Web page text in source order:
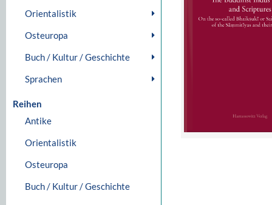
Orientalistik
Osteuropa
Buch / Kultur / Geschichte
Sprachen
Reihen
Antike
Orientalistik
Osteuropa
Buch / Kultur / Geschichte